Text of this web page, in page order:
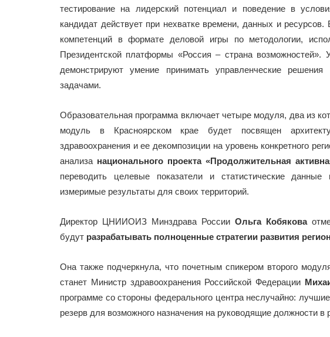
тестирование на лидерский потенциал и поведение в
кандидат действует при нехватке времени, данных и
компетенций в формате деловой игры по методологии,
Президентской платформы «Россия – страна возможностей».
демонстрируют умение принимать управленческие
задачами.
Образовательная программа включает четыре модуля, два из
модуль в Красноярском крае будет посвящен
здравоохранения и ее декомпозиции на уровень конкретного
анализа национального проекта «Продолжительная
переводить целевые показатели и статистические
измеримые результаты для своих территорий.
Директор ЦНИИОИЗ Минздрава России Ольга Кобякова
будут разрабатывать полноценные стратегии развития
Она также подчеркнула, что почетным спикером второго
станет Министр здравоохранения Российской Федерации
программе со стороны федерального центра неслучайно:
резерв для возможного назначения на руководящие должности в